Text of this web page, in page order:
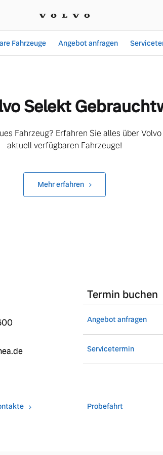
Fahrzeuge Angebot anfragen
Selekt
Fahrzeug? Erfahren Sie alles über
aktuell verfügbaren Fahrzeuge!
Mehr erfahren
Termin buchen
Angebot anfragen
Servicetermin
Probefahrt